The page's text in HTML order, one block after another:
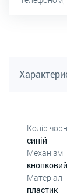
Колір
синій
Механізм
кнопковий
Матеріал
пластик